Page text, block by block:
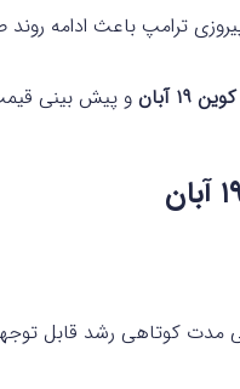
پیروزی ترامپ باعث ادامه
آبان و پیش بینی
مدت کوتاهی رشد قابل